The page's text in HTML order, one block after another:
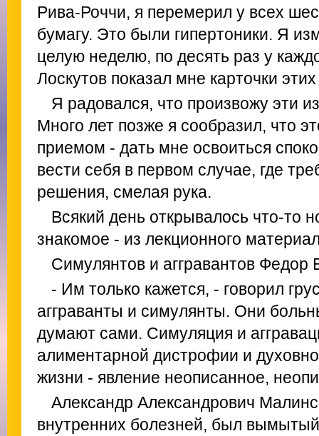
Рива-Роччи, я перемерил у всех
бумагу. Это были гипертоники. Я
целую неделю, по десять раз у
Лоскутов показал мне карточки
Я радовался, что произвожу эти
Много лет позже я сообразил, что
приемом - дать мне освоиться
вести себя в первом случае, где
решения, смелая рука.
Всякий день открывалось что-то
знакомое - из лекционного
Симулянтов и аггравантов
- Им только кажется, - говорил
агграванты и симулянты. Они
думают сами. Симуляция и
алиментарной дистрофии и
жизни - явление неописанное,
Александр Александрович
внутренних болезней, был